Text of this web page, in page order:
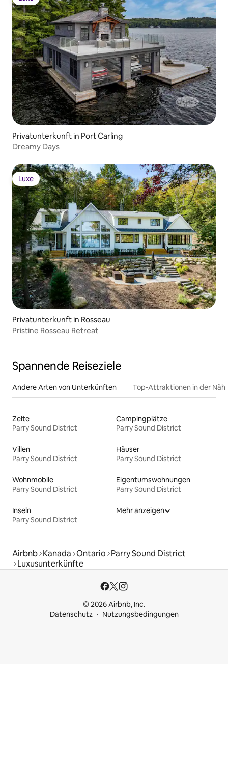
Luxe
Privatunterkunft in Port Carling
Dreamy Days
Luxe
Luxe
Privatunterkunft in Rosseau
Pristine Rosseau Retreat
Spannende Reiseziele
Andere Arten von Unterkünften Top-Attraktionen in der
Zelte
Parry Sound District
Campingplätze
Parry Sound District
Villen
Parry Sound District
Häuser
Parry Sound District
Wohnmobile
Parry Sound District
Eigentumswohnungen
Parry Sound District
Inseln
Parry Sound District
Mehr anzeigen
Airbnb Kanada Ontario Parry Sound District
Luxusunterkünfte
© 2026 Airbnb, Inc.
Datenschutz
Nutzungsbedingungen